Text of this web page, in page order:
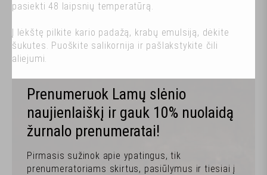
pasiekti 48 laipsnių temperatūrą.
Į lėkštę pilkite kario padažą, krabų emulsiją, dėkite
šukutes. Puoškite salikornija ir pašlakstykite čili
aliejumi.
Prenumeruok Lamų slėnio
naujienlaiškį ir gauk 10% nuolaidą
žurnalo prenumeratai!
Pirmasis sužinok apie ypatingus, tik
prenumeratoriams skirtus, pasiūlymus ir tiesiai į